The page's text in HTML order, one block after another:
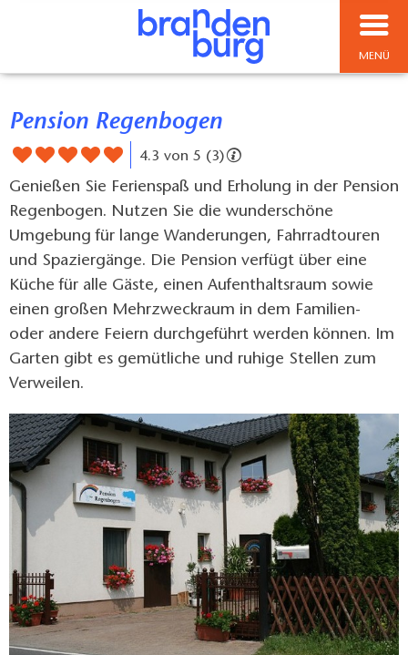
MENÜ
Pension Regenbogen
4.3 von 5 (3)
Genießen Sie Ferienspaß und Erholung in der Pension
Regenbogen. Nutzen Sie die wunderschöne
Umgebung für lange Wanderungen, Fahrradtouren
und Spaziergänge. Die Pension verfügt über eine
Küche für alle Gäste, einen Aufenthaltsraum sowie
einen großen Mehrzweckraum in dem Familien-
oder andere Feiern durchgeführt werden können. Im
Garten gibt es gemütliche und ruhige Stellen zum
Verweilen.